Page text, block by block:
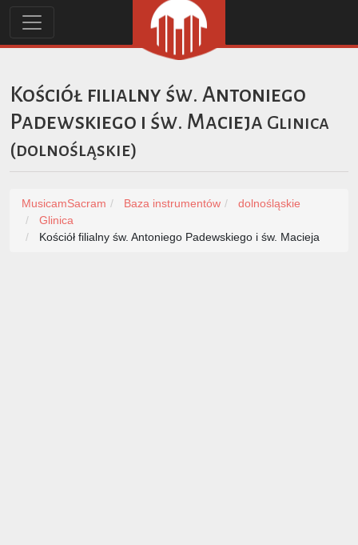
Kościół filialny św. Antoniego
Padewskiego i św. Macieja Glinica
(dolnośląskie)
MusicamSacram Baza instrumentów
dolnośląskie
Glinica
Kościół filialny św. Antoniego Padewskiego i św. Macieja